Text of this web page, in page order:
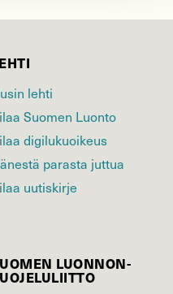
lehti
Suomen Luonto
digilukuoikeus
parasta juttua
uutiskirje
LUONNON­